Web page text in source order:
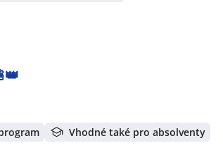
Vhodné také pro absolventy